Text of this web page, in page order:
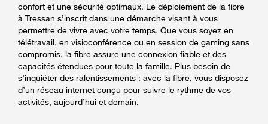
confort et une sécurité optimaux. Le déploiement de la fibre
à Tressan s’inscrit dans une démarche visant à vous
permettre de vivre avec votre temps. Que vous soyez en
télétravail, en visioconférence ou en session de gaming sans
compromis, la fibre assure une connexion fiable et des
capacités étendues pour toute la famille. Plus besoin de
s’inquiéter des ralentissements : avec la fibre, vous disposez
d’un réseau internet conçu pour suivre le rythme de vos
activités, aujourd’hui et demain.